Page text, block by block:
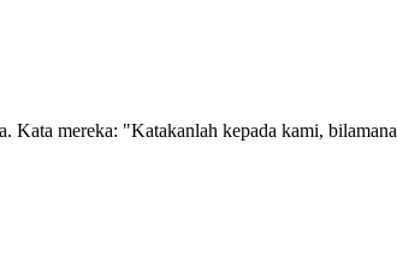
mereka: "Katakanlah kepada kami,